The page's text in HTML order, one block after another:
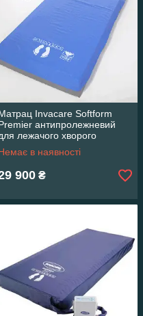
Invacare Softform
антипролежневий
лежачого хворого
в наявності
900 ₴